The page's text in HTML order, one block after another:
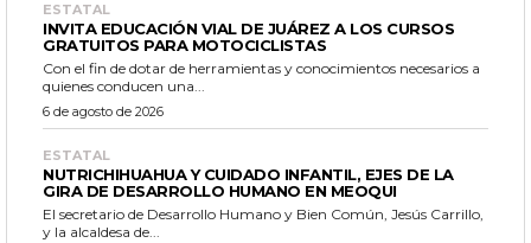
ESTATAL
INVITA EDUCACIÓN VIAL DE JUÁREZ A LOS CURSOS
GRATUITOS PARA MOTOCICLISTAS
Con el fin de dotar de herramientas y conocimientos necesarios a
quienes conducen una...
6 de agosto de 2026
ESTATAL
NUTRICHIHUAHUA Y CUIDADO INFANTIL, EJES DE LA
GIRA DE DESARROLLO HUMANO EN MEOQUI
El secretario de Desarrollo Humano y Bien Común, Jesús Carrillo,
y la alcaldesa de...